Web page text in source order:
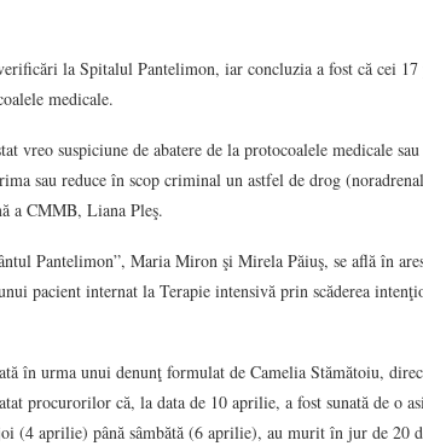
la Spitalul Pantelimon, iar concluzia a fost că cei
medicale.
vreo suspiciune de abatere de la protocoalele medicale
sau reduce în scop criminal un astfel de drog
a CMMB, Liana Pleş.
Pantelimon”, Maria Miron şi Mirela Păiuş, se află în
pacient internat la Terapie intensivă prin scăderea
în urma unui denunţ formulat de Camelia Stămătoiu,
procurorilor că, la data de 10 aprilie, a fost sunată de o
(4 aprilie) până sâmbătă (6 aprilie), au murit în jur de 20